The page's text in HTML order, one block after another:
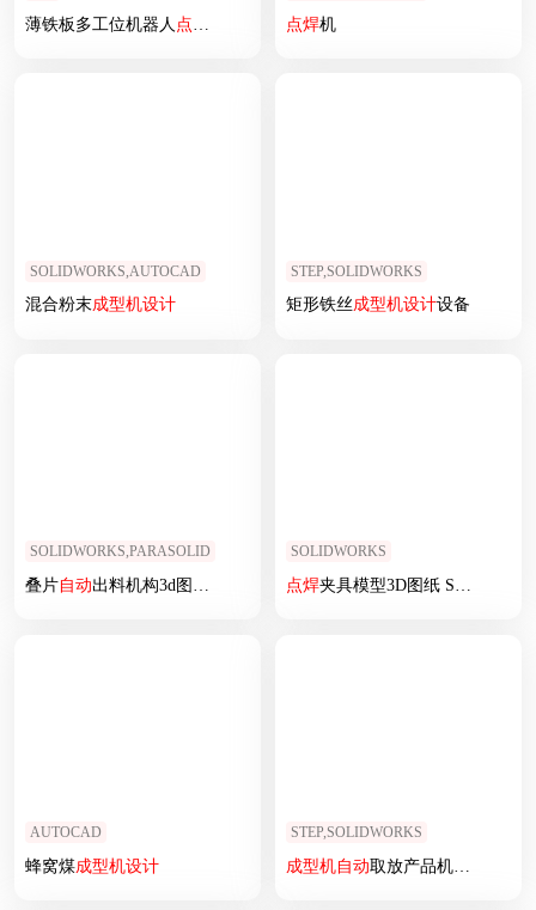
薄铁板多工位机器人 点焊 点焊机
SOLIDWORKS,AUTOCAD
混合粉末成型机设计
STEP,SOLIDWORKS
矩形铁丝成型机设计设备
SOLIDWORKS,PARASOLID
叠片自动出料机构3d图纸 机械结构原理 设计 钢片送料机构3d模型
SOLIDWORKS
点焊夹具模型3D图纸 SOLIDWORKS
AUTOCAD
蜂窝煤成型机设计
STEP,SOLIDWORKS
成型机自动取放产品机械手